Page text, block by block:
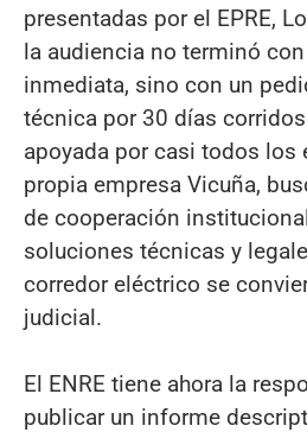
presentadas por el EPRE,
la audiencia no terminó
inmediata, sino con un
técnica por 30 días
apoyada por casi todos los
propia empresa Vicuña,
de cooperación
soluciones técnicas y
corredor eléctrico se
judicial.
El ENRE tiene ahora la
publicar un informe